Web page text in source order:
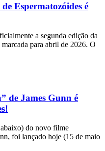
Espermatozóides é
a segunda edição da
para abril de 2026. O
de James Gunn é
do novo filme
foi lançado hoje (15 de maio